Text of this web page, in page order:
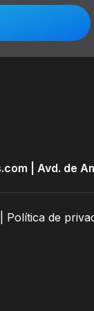
| Avd. de
Política de